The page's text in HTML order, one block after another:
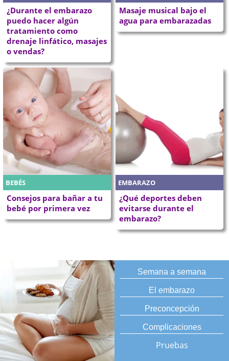
¿Durante el embarazo
puedo hacer algún
tratamiento como
drenaje linfático, masajes
o vendas?
Masaje musical bajo el
agua para embarazadas
BEBÉS
Consejos para bañar a tu
bebé por primera vez
EMBARAZO
¿Qué deportes deben
evitarse durante el
embarazo?
Semana a semana
El embarazo
Preconcepción
Complicaciones
Pruebas